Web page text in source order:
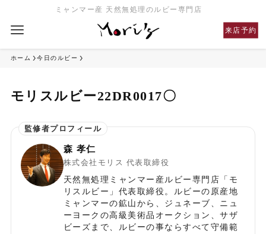
ミャンマー産 天然無処理のルビー専門店
来店予約
ホーム 今日のルビー
モリスルビー22DR0017〇
森 孝仁
株式会社モリス 代表取締役
天然無処理ミャンマー産ルビー専門店「モ
リスルビー」代表取締役。ルビーの原産地
ミャンマーの鉱山から、ジュネーブ、ニュ
ーヨークの高級美術品オークション、サザ
ビーズまで、ルビーの事ならすべて守備範